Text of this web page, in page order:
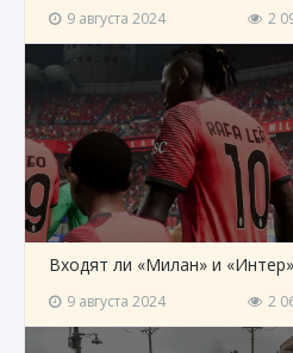
9 августа 2024 2
Входят ли «Милан» и
9 августа 2024 2